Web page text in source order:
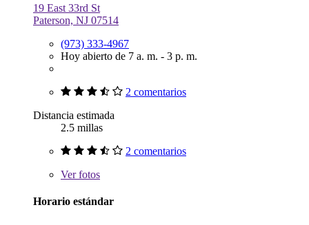
19 East 33rd St
Paterson, NJ 07514
(973) 333-4967
Hoy abierto de 7 a. m. - 3 p. m.
2 comentarios
Distancia estimada
2.5 millas
2 comentarios
Verfotos
Horario estándar